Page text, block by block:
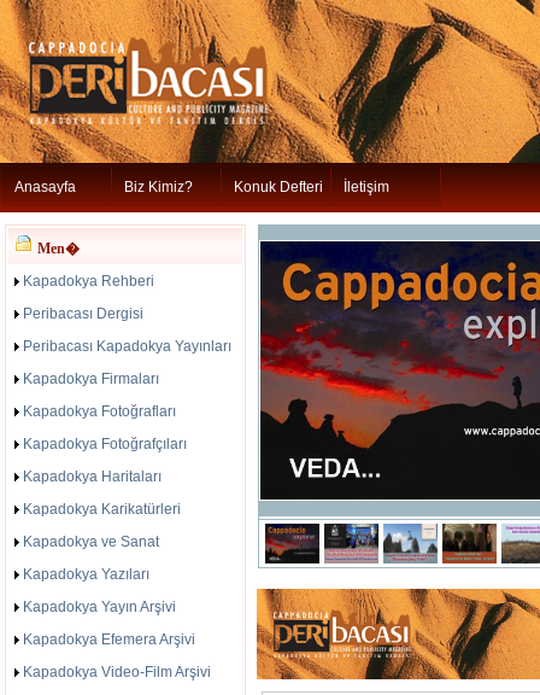
Anasayfa Biz Kimiz? Konuk Defteri İletişim
Men�
Kapadokya Rehberi
Peribacası Dergisi
Peribacası Kapadokya Yayınları
Kapadokya Firmaları
Kapadokya Fotoğrafları
Kapadokya Fotoğrafçıları
Kapadokya Haritaları
Kapadokya Karikatürleri
Kapadokya ve Sanat
Kapadokya Yazıları
Kapadokya Yayın Arşivi
Kapadokya Efemera Arşivi
Kapadokya Video-Film Arşivi